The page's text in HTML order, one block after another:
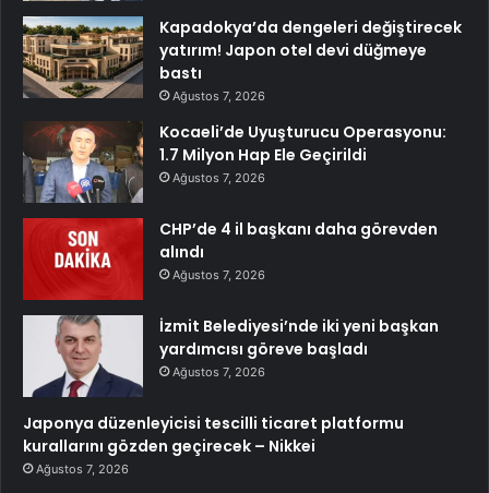
Kapadokya’da dengeleri değiştirecek
yatırım! Japon otel devi düğmeye
bastı
Ağustos 7, 2026
Kocaeli’de Uyuşturucu Operasyonu:
1.7 Milyon Hap Ele Geçirildi
Ağustos 7, 2026
CHP’de 4 il başkanı daha görevden
alındı
Ağustos 7, 2026
İzmit Belediyesi’nde iki yeni başkan
yardımcısı göreve başladı
Ağustos 7, 2026
Japonya düzenleyicisi tescilli ticaret platformu
kurallarını gözden geçirecek – Nikkei
Ağustos 7, 2026